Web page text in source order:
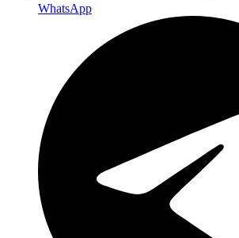
WhatsApp